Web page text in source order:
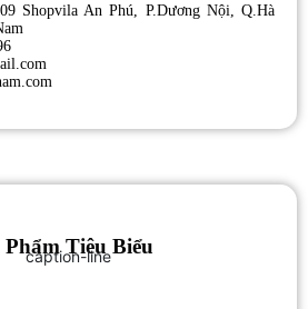
Shopvila An Phú, P.Dương Nội, Q.Hà
Phẩm Tiêu Biểu